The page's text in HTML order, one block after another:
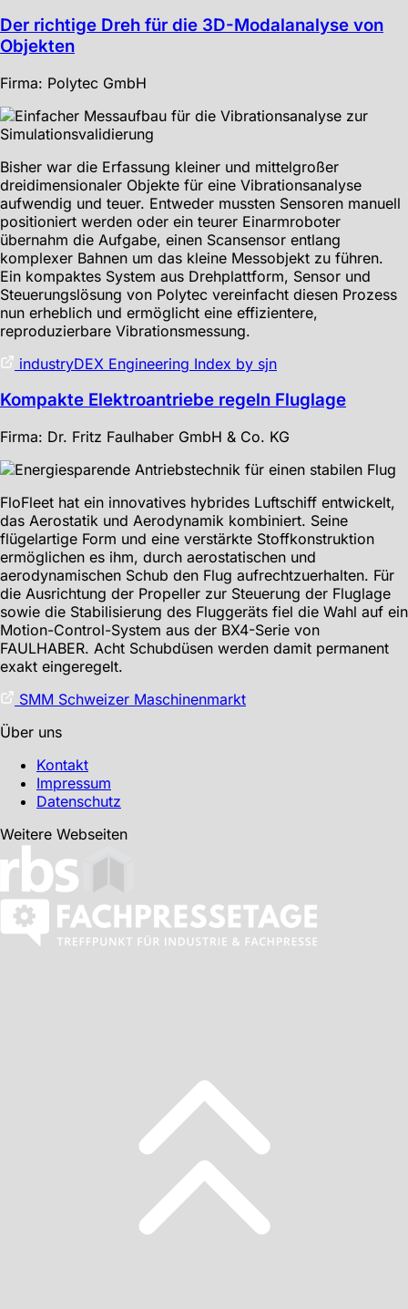
Der richtige Dreh für die 3D-Modalanalyse von
Objekten
Firma: Polytec GmbH
Bisher war die Erfassung kleiner und mittelgroßer
dreidimensionaler Objekte für eine Vibrationsanalyse
aufwendig und teuer. Entweder mussten Sensoren manuell
positioniert werden oder ein teurer Einarmroboter
übernahm die Aufgabe, einen Scansensor entlang
komplexer Bahnen um das kleine Messobjekt zu führen.
Ein kompaktes System aus Drehplattform, Sensor und
Steuerungslösung von Polytec vereinfacht diesen Prozess
nun erheblich und ermöglicht eine effizientere,
reproduzierbare Vibrationsmessung.
industryDEX Engineering Index by sjn
Kompakte Elektroantriebe regeln Fluglage
Firma: Dr. Fritz Faulhaber GmbH & Co. KG
FloFleet hat ein innovatives hybrides Luftschiff entwickelt,
das Aerostatik und Aerodynamik kombiniert. Seine
flügelartige Form und eine verstärkte Stoffkonstruktion
ermöglichen es ihm, durch aerostatischen und
aerodynamischen Schub den Flug aufrechtzuerhalten. Für
die Ausrichtung der Propeller zur Steuerung der Fluglage
sowie die Stabilisierung des Fluggeräts fiel die Wahl auf ein
Motion-Control-System aus der BX4-Serie von
FAULHABER. Acht Schubdüsen werden damit permanent
exakt eingeregelt.
SMM Schweizer Maschinenmarkt
Über uns
Kontakt
Impressum
Datenschutz
Weitere Webseiten